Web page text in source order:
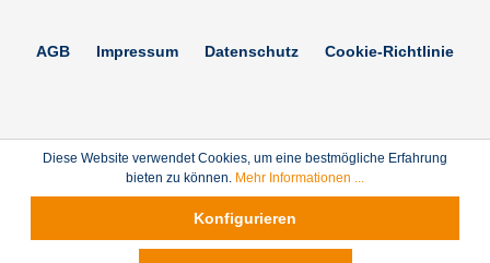
AGB Impressum Datenschutz Cookie-Richtlinie
Diese Website verwendet Cookies, um eine bestmögliche Erfahrung
bieten zu können. Mehr Informationen ...
Konfigurieren